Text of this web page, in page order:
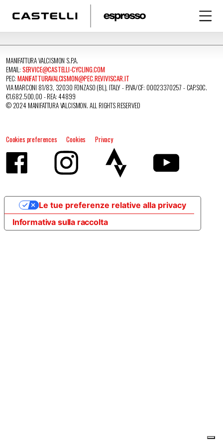
MANIFATTURA VALCISMON S.P.A.
EMAIL: SERVICE@CASTELLI-CYCLING.COM
PEC:MANIFATTURAVALCISMON@PEC.REVIVISCAR.IT
VIA MARCONI 81/83, 32030 FONZASO (BL), ITALY - P.IVA/CF: 00023370257 - CAP.SOC.
€1.682.500,00 - REA: 44899
© 2024 MANIFATTURA VALCISMON. ALL RIGHTS RESERVED
Cookies preferences Cookies Privacy
Informativa sulla raccolta
Le tue preferenze relative alla privacy